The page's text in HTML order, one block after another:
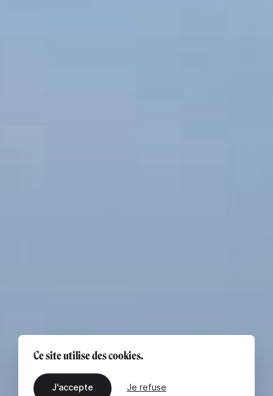
Ce site utilise des cookies.
J'accepte Je refuse